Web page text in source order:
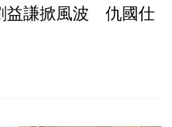
益謙掀風波 仇國仕